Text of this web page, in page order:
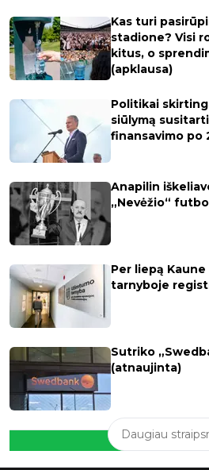
Kas turi
stadione? Visi
kitus, o
(apklausa)
Politikai
siūlymą
finansavimo po
Anapilin
„Nevėžio“
Per liepą
tarnyboje
Sutriko
(atnaujinta)
Daugiau